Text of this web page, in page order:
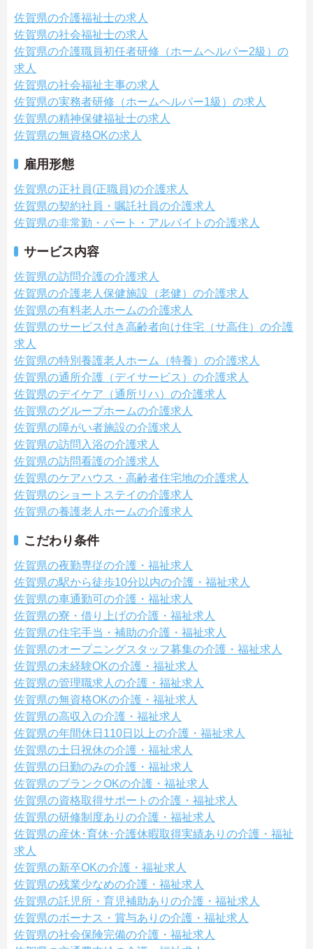
佐賀県の介護福祉士の求人
佐賀県の社会福祉士の求人
佐賀県の介護職員初任者研修（ホームヘルパー2級）の
求人
佐賀県の社会福祉主事の求人
佐賀県の実務者研修（ホームヘルパー1級）の求人
佐賀県の精神保健福祉士の求人
佐賀県の無資格OKの求人
雇用形態
佐賀県の正社員(正職員)の介護求人
佐賀県の契約社員・嘱託社員の介護求人
佐賀県の非常勤・パート・アルバイトの介護求人
サービス内容
佐賀県の訪問介護の介護求人
佐賀県の介護老人保健施設（老健）の介護求人
佐賀県の有料老人ホームの介護求人
佐賀県のサービス付き高齢者向け住宅（サ高住）の介護
求人
佐賀県の特別養護老人ホーム（特養）の介護求人
佐賀県の通所介護（デイサービス）の介護求人
佐賀県のデイケア（通所リハ）の介護求人
佐賀県のグループホームの介護求人
佐賀県の障がい者施設の介護求人
佐賀県の訪問入浴の介護求人
佐賀県の訪問看護の介護求人
佐賀県のケアハウス・高齢者住宅地の介護求人
佐賀県のショートステイの介護求人
佐賀県の養護老人ホームの介護求人
こだわり条件
佐賀県の夜勤専従の介護・福祉求人
佐賀県の駅から徒歩10分以内の介護・福祉求人
佐賀県の車通勤可の介護・福祉求人
佐賀県の寮・借り上げの介護・福祉求人
佐賀県の住宅手当・補助の介護・福祉求人
佐賀県のオープニングスタッフ募集の介護・福祉求人
佐賀県の未経験OKの介護・福祉求人
佐賀県の管理職求人の介護・福祉求人
佐賀県の無資格OKの介護・福祉求人
佐賀県の高収入の介護・福祉求人
佐賀県の年間休日110日以上の介護・福祉求人
佐賀県の土日祝休の介護・福祉求人
佐賀県の日勤のみの介護・福祉求人
佐賀県のブランクOKの介護・福祉求人
佐賀県の資格取得サポートの介護・福祉求人
佐賀県の研修制度ありの介護・福祉求人
佐賀県の産休･育休･介護休暇取得実績ありの介護・福祉
求人
佐賀県の新卒OKの介護・福祉求人
佐賀県の残業少なめの介護・福祉求人
佐賀県の託児所・育児補助ありの介護・福祉求人
佐賀県のボーナス・賞与ありの介護・福祉求人
佐賀県の社会保険完備の介護・福祉求人